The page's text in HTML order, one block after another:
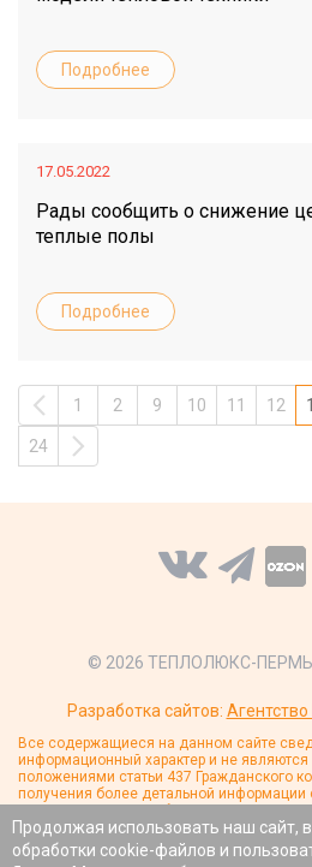
Подробнее
17.05.2022
Рады сообщить о снижение
теплые полы
Подробнее
1 2 9 10 11 12
24
© 2026 ТЕПЛОЛЮКС-ПЕРМЬ
Разработка сайтов:
Все содержащиеся на данном сайте
информационный характер и не
положениями статьи 437 Гражданского
получения более детальной информации
Продолжая использовать наш сайт,
обработки cookie-файлов и